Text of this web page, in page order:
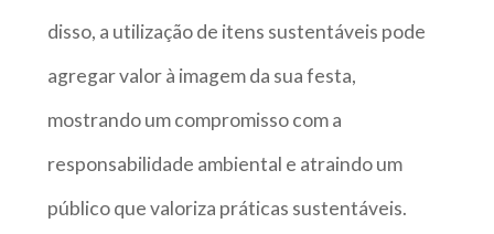
disso, a utilização de itens sustentáveis pode
agregar valor à imagem da sua festa,
mostrando um compromisso com a
responsabilidade ambiental e atraindo um
público que valoriza práticas sustentáveis.